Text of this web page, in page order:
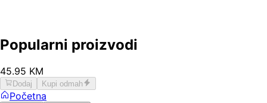
Popularni proizvodi
45.95 KM
Dodaj Kupi odmah
Početna